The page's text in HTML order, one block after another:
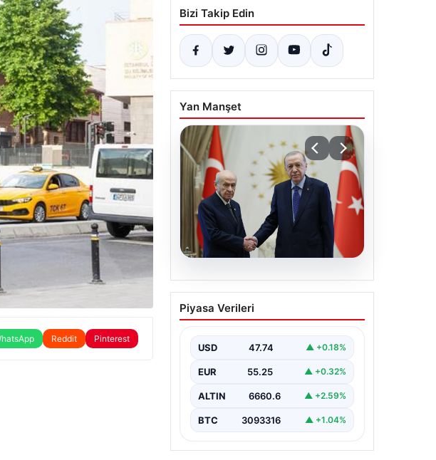
Reddit Pinterest
Bizi Takip Edin
Yan Manşet
Cumhurbaşkanı
Erdoğan, Devlet Bahçeli
Piyasa Verileri
USD 47.74 ▲ +0.18%
EUR 55.25 ▲ +0.32%
ALTIN 6660.6 ▲ +2.59%
BTC 3093316 ▲ +1.04%